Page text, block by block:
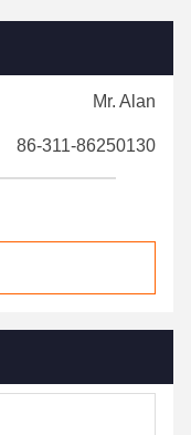
Mr. Alan
86-311-86250130